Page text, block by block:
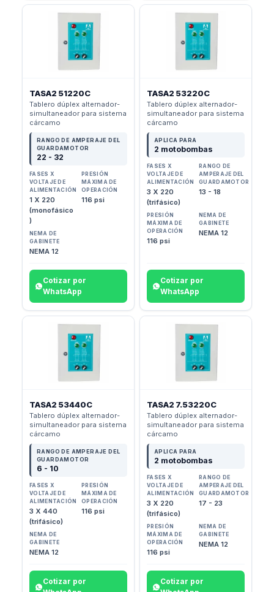
TASA2 51220C
Tablero dúplex alternador-
simultaneador para sistema
cárcamo
RANGO DE AMPERAJE DEL
GUARDAMOTOR
22 - 32
FASES X
VOLTAJE DE
ALIMENTACIÓN
1 X 220
(monofásico
)
PRESIÓN
MÁXIMA DE
OPERACIÓN
116 psi
NEMA DE
GABINETE
NEMA 12
Cotizar por
WhatsApp
TASA2 53220C
Tablero dúplex alternador-
simultaneador para sistema
cárcamo
APLICA PARA
2 motobombas
FASES X
VOLTAJE DE
ALIMENTACIÓN
3 X 220
(trifásico)
RANGO DE
AMPERAJE DEL
GUARDAMOTOR
13 - 18
PRESIÓN
MÁXIMA DE
OPERACIÓN
116 psi
NEMA DE
GABINETE
NEMA 12
Cotizar por
WhatsApp
TASA2 53440C
Tablero dúplex alternador-
simultaneador para sistema
cárcamo
RANGO DE AMPERAJE DEL
GUARDAMOTOR
6 - 10
FASES X
VOLTAJE DE
ALIMENTACIÓN
3 X 440
(trifásico)
PRESIÓN
MÁXIMA DE
OPERACIÓN
116 psi
NEMA DE
GABINETE
NEMA 12
Cotizar por
TASA2 7.53220C
Tablero dúplex alternador-
simultaneador para sistema
cárcamo
APLICA PARA
2 motobombas
FASES X
VOLTAJE DE
ALIMENTACIÓN
3 X 220
(trifásico)
RANGO DE
AMPERAJE DEL
GUARDAMOTOR
17 - 23
PRESIÓN
MÁXIMA DE
OPERACIÓN
116 psi
NEMA DE
GABINETE
NEMA 12
Cotizar por